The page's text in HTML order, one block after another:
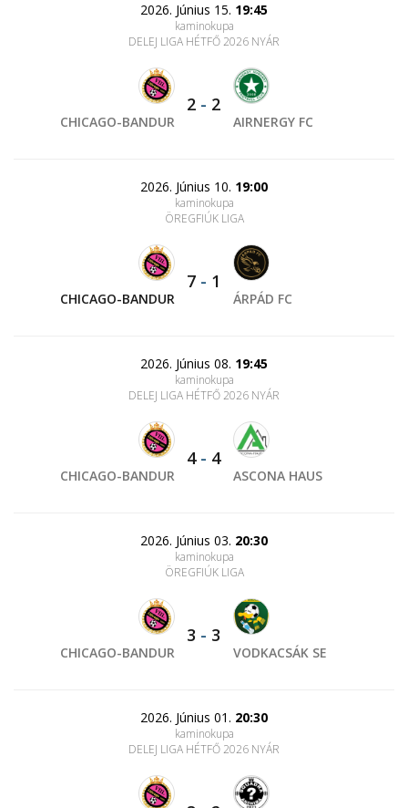
2026. Június 15. 19:45
kaminokupa
DELEJ LIGA HÉTFŐ 2026 NYÁR
CHICAGO-BANDUR
2 - 2
AIRNERGY FC
2026. Június 10. 19:00
kaminokupa
ÖREGFIÚK LIGA
CHICAGO-BANDUR
7 - 1
ÁRPÁD FC
2026. Június 08. 19:45
kaminokupa
DELEJ LIGA HÉTFŐ 2026 NYÁR
CHICAGO-BANDUR
4- 4
ASCONA HAUS
2026. Június 03. 20:30
kaminokupa
ÖREGFIÚK LIGA
CHICAGO-BANDUR
3 - 3
VODKACSÁK SE
2026. Június 01. 20:30
kaminokupa
DELEJ LIGA HÉTFŐ 2026 NYÁR